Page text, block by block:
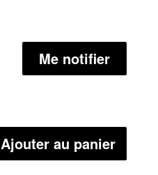
Me notifier
Ajouter au panier